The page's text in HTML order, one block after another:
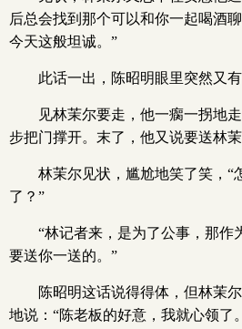
后总会找到那个可以和你一起喝酒
今天这般坦诚。”
此话一出，陈昭明眼里突然又有
见林茉尔要走，他一瘸一拐地
步把门撑开。末了，他又说要送林茉
林茉尔见状，尴尬地笑了笑，“
了？”
“林记者来，是为了公事，那作
要送你一送的。”
陈昭明这话说得得体，但林茉
地说：“陈老板的好意，我就心领了